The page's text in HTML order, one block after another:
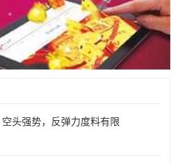
头强势，反弹力度料有限